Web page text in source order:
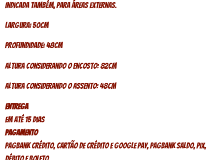
Indicada também, para áreas externas.
Largura: 50cm
Profundidade: 48cm
Altura Considerando o Encosto: 82cm
Altura Considerando o Assento: 48cm
Entrega
Em até 15 dias
pagamento
PagBank crédito, Cartão de crédito e Google Pay, PagBank saldo, Pix,